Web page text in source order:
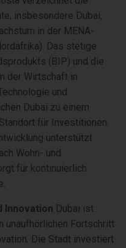
insbesondere Dubai,
in der MENA-
Das stetige
(BIP) und die
der Wirtschaft in
und
Dubai zu einem
für Investitionen.
unterstützt
Wohn- und
für kontinuierlich
Innovation Dubai ist
unaufhörlichen Fortschritt
Die Stadt investiert